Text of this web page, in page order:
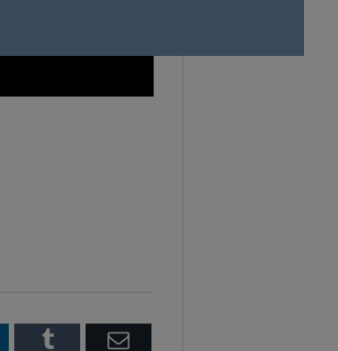
Tumblr Email